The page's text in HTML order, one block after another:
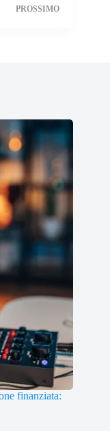
PROSSIMO
finanziata: